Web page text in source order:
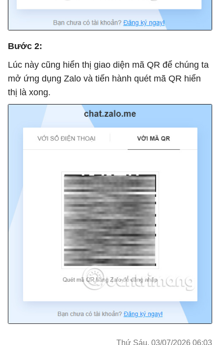
Bước 2:
Lúc này cũng hiển thị giao diện mã QR để chúng ta
mở ứng dụng Zalo và tiến hành quét mã QR hiển
thị là xong.
Thứ Sáu, 03/07/2026 06:03